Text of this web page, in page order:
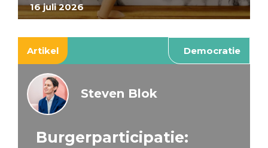
16 juli 2026
Artikel Democratie
Steven Blok
Burgerparticipatie: